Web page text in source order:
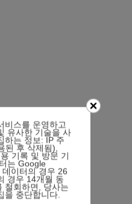
비스를 운영하고
유사한 기술을 사
하는 정보: IP 주
된 후 삭제됨),
기록 및 방문 기
는 Google
이터의 경우 26
경우 14개월 동
철회하면, 당사는
을 중단합니다.